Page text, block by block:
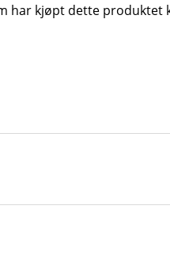
har kjøpt dette produktet